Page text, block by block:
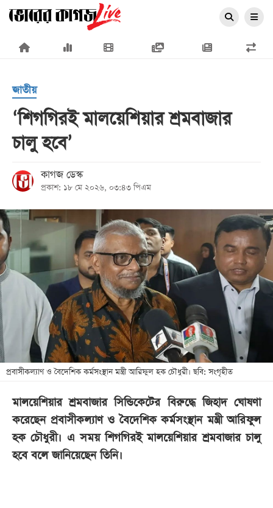
×
প্রচ্ছদ
জাতীয়
রাজনীতি
অর্থনীতি
আন্তর্জাতিক
খেলা
বিনোদন
লাইফ
স্টাইল
শিক্ষা
সব
বিভাগ
ছবি
জাতীয়
‘শিগ‌গিরই মালয়েশিয়ার শ্রমবাজার
চালু হ‌বে’
কাগজ ডেস্ক
প্রকাশ: ১৮ মে ২০২৬, ০৩:৪৩ পিএম
প্রবাসীকল্যাণ ও বৈদেশিক কর্মসংস্থান মন্ত্রী আরিফুল হক চৌধুরী। ছবি: সংগৃহীত
মালয়েশিয়ার শ্রমবাজার সিন্ডিকেটের বিরুদ্ধে জিহাদ ঘোষণা
করেছেন প্রবাসীকল্যাণ ও বৈদেশিক কর্মসংস্থান মন্ত্রী আরিফুল
হক চৌধুরী। এ সময় শিগ‌গিরই মালয়েশিয়ার শ্রমবাজার চালু
হ‌বে ব‌লে জা‌নি‌য়ে‌ছেন তিনি।